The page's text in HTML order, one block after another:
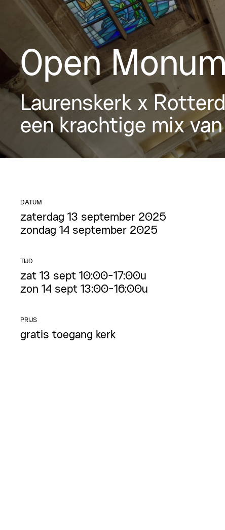
Open
Laurenskerk x
een krachtige mix
DATUM
zaterdag 13 september 2025
zondag 14 september 2025
TIJD
zat 13 sept 10:00-17:00u
zon 14 sept 13:00-16:00u
PRIJS
gratis toegang kerk